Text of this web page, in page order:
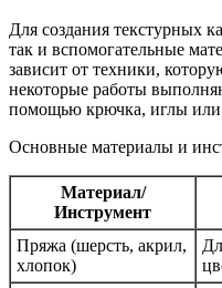
Для создания текстурных
так и вспомогательные
зависит от техники,
некоторые работы
помощью крючка, иглы
Основные материалы и
Материал/
Инструмент
Пряжа (шерсть, акрил,
хлопок)